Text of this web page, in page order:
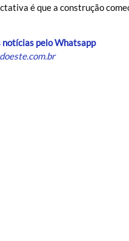
é que a construção
notícias pelo Whatsapp